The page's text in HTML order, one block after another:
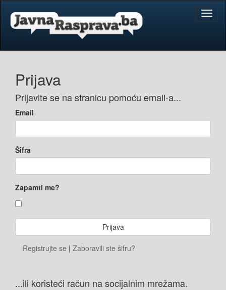
Prijava
Prijavite se na stranicu pomoću email-a...
Email
Šifra
Zapamti me?
Registrujte se | Zaboravili ste šifru?
...ili koristeći račun na socijalnim mrežama.